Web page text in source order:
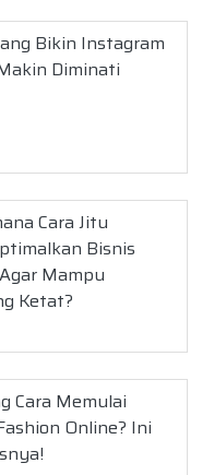
Bikin Instagram
Diminati
Cara Jitu
Bisnis
Mampu
Ketat?
Cara Memulai
Online? Ini